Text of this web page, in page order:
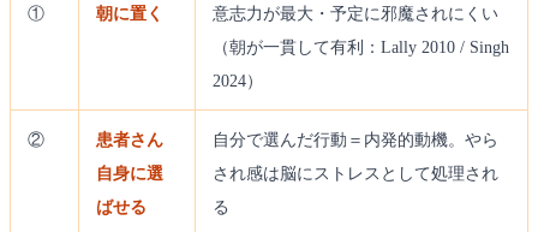
① 朝に置く
意志力が最大・予定に邪魔されにくい
（朝が一貫して有利：Lally 2010 / Singh
2024）
②
患者さん
自身に選
ばせる
自分で選んだ行動＝内発的動機。やら
され感は脳にストレスとして処理され
る